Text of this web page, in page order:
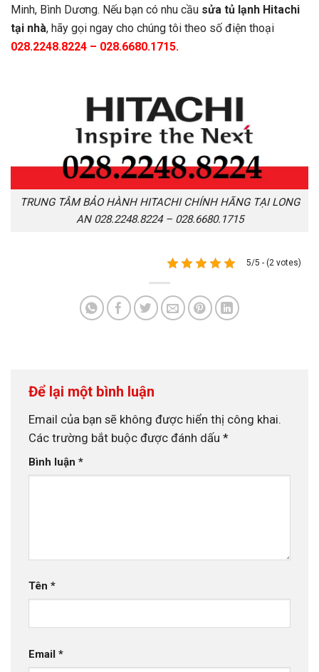
Minh, Bình Dương. Nếu bạn có nhu cầu sửa tủ lạnh Hitachi
tại nhà, hãy gọi ngay cho chúng tôi theo số điện thoại
028.2248.8224 – 028.6680.1715.
TRUNG TÂM BẢO HÀNH HITACHI CHÍNH HÃNG TẠI LONG
AN 028.2248.8224 – 028.6680.1715
5/5 - (2 votes)
Để lại một bình luận
Email của bạn sẽ không được hiển thị công khai.
Các trường bắt buộc được đánh dấu *
Bình luận *
Tên *
Email *